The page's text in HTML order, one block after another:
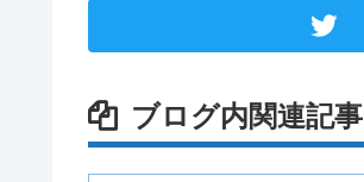
ブログ内関連記事